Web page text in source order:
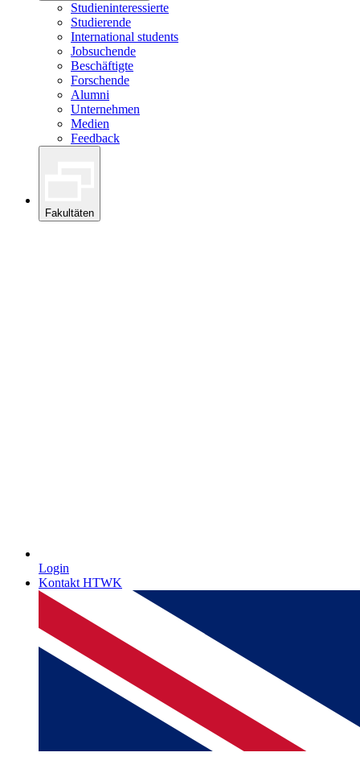
Studieninteressierte
Studierende
International students
Jobsuchende
Beschäftigte
Forschende
Alumni
Unternehmen
Medien
Feedback
Fakultäten
Login
Kontakt HTWK